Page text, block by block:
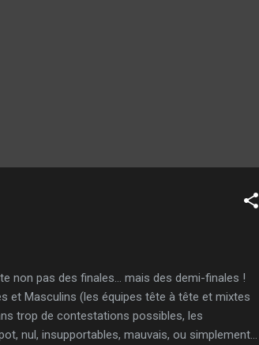
non pas des finales… mais des demi-finales !
et Masculins (les équipes tête à tête et mixtes
trop de contestations possibles, les
nul, insupportables, mauvais, ou simplement…